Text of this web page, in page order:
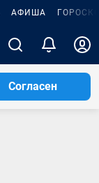
АФИША
Согласен